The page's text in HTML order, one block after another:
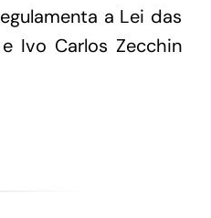
a Lei das
Ivo Carlos Zecchin